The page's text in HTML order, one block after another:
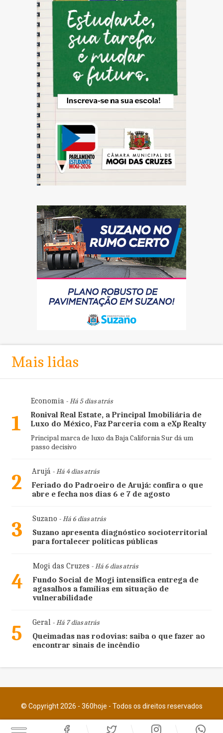
Mais lidas
1
Economia- Há 5 dias atrás
Ronival Real Estate, a Principal Imobiliária de
Luxo do México, Faz Parceria com a eXp Realty
Principal marca de luxo da Baja California Sur dá um
passo decisivo
2 Arujá- Há 4 dias atrás
Feriado do Padroeiro de Arujá: confira o que
abre e fecha nos dias 6 e 7 de agosto
3 Suzano - Há 6 dias atrás
Suzano apresenta diagnóstico socioterritorial
para fortalecer políticas públicas
4
Mogi das Cruzes - Há 6 dias atrás
Fundo Social de Mogi intensifica entrega de
agasalhos a famílias em situação de
vulnerabilidade
5 Geral- Há 7 dias atrás
Queimadas nas rodovias: saiba o que fazer ao
encontrar sinais de incêndio
© Copyright 2026 - 360hoje - Todos os direitos reservados